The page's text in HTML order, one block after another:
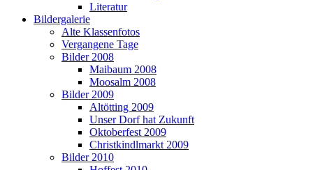
Literatur
Bildergalerie
Alte Klassenfotos
Vergangene Tage
Bilder 2008
Maibaum 2008
Moosalm 2008
Bilder 2009
Altötting 2009
Unser Dorf hat Zukunft
Oktoberfest 2009
Christkindlmarkt 2009
Bilder 2010